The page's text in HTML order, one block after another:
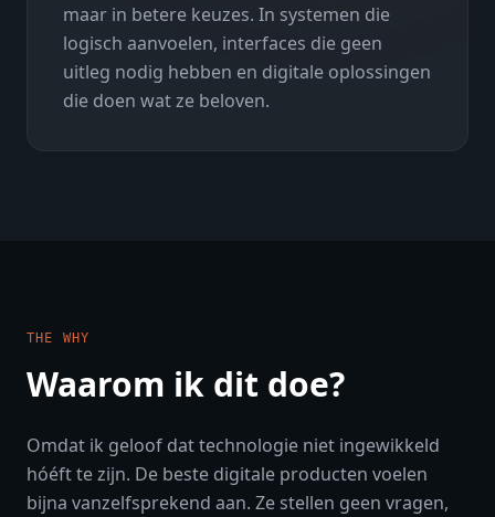
maar in betere keuzes. In systemen die
logisch aanvoelen, interfaces die geen
uitleg nodig hebben en digitale oplossingen
die doen wat ze beloven.
THE WHY
Waarom ik dit doe?
Omdat ik geloof dat technologie niet ingewikkeld
hóéft te zijn. De beste digitale producten voelen
bijna vanzelfsprekend aan. Ze stellen geen vragen,